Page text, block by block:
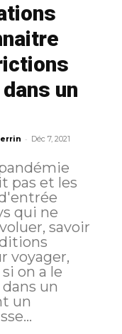
un
- Déc 7, 2021
pas et les
qui ne
savoir
voyager,
on a le
un
un